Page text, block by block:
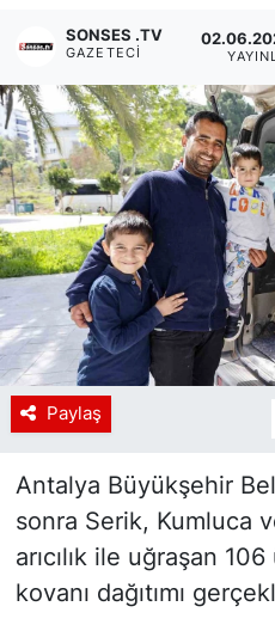
SONSES .TV
GAZETECI
Paylaş
Antalya Büyükşehir
sonra Serik, Kumluca
arıcılık ile uğraşan
kovanı dağıtımı
MAGAZİN
SAĞLIK
Siyaset
YEREL HABER
Haberde insan
Tanıtım
Son Dakika Haberleri
Haber Arşivi